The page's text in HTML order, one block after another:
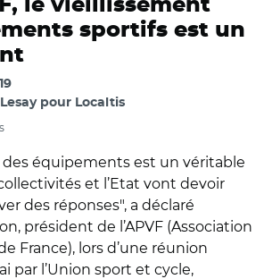
le vieillissement
sportifs est un
pour Localtis
équipements est un véritable
et l’Etat vont devoir
des réponses", a déclaré
président de l’APVF (Association
France), lors d’une réunion
par l’Union sport et cycle,